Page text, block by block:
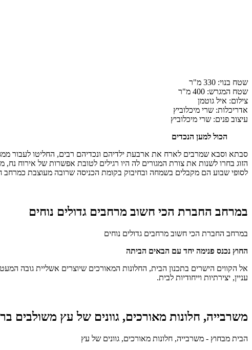
שטח בנוי:
מ"ר
שטח המגרש:
מ"ר
צילום: איל גוטמן
אדריכלות: שרי מיכלוביץ
עיצוב פנים: שרי מיכלוביץ
הכול למען הנכדים
סבתא וסבא שמרבים לארח את ארבעת ילדיהם ונכדיהם רבים, החליטו לעבור
הזוג בחרו לשנות את צורת המגורים לה היו רגילים לטובת אפשרות של אירוח
לסופי שבוע הם מקבלים בשמחה ובחיבוק בקומת הכניסה שרובה מעוצבת כמרחב
במרחב החברת הכי חשוב מרחבים גדולים נוחים
במרחב החברת הכי חשוב מרחבים גדולים נוחים
החוץ נכנס פנימה יחד עם הבאים הביתה
אל הקווים הישרים בתכנון הבית, החלונות המאורכים שיוצרים אשליית גובה
עניין, יצירתיות וייחודיות לבית.
משרבייה, חלונות מאורכים, גוונים של עץ משולבים
הבית מבחוץ - משרבייה, חלונות מאורכים, גוונים של עץ